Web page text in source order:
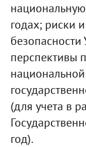
годах; риски
перспективы
(для учета в
год).